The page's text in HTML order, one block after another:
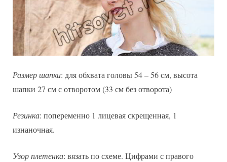
Размер шапки: для обхвата головы 54 – 56 см, высота
шапки 27 см с отворотом (33 см без отворота)
Резинка: попеременно 1 лицевая скрещенная, 1
изнаночная.
Узор плетенка: вязать по схеме. Цифрами с правого